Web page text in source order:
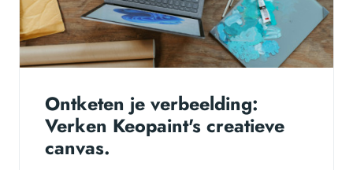
Ontketen je verbeelding:
Verken Keopaint's creatieve
canvas.